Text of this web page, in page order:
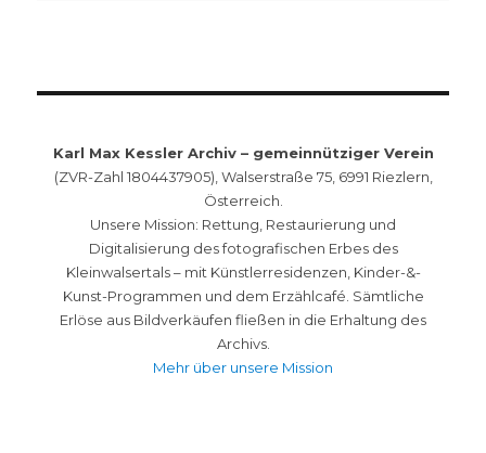
Karl Max Kessler Archiv – gemeinnütziger Verein
(ZVR-Zahl 1804437905), Walserstraße 75, 6991 Riezlern,
Österreich.
Unsere Mission: Rettung, Restaurierung und
Digitalisierung des fotografischen Erbes des
Kleinwalsertals – mit Künstlerresidenzen, Kinder-&-
Kunst-Programmen und dem Erzählcafé. Sämtliche
Erlöse aus Bildverkäufen fließen in die Erhaltung des
Archivs.
Mehr über unsere Mission